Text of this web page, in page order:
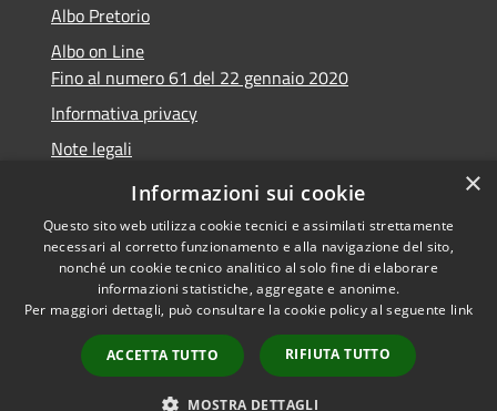
Albo Pretorio
Albo on Line
Fino al numero 61 del 22 gennaio 2020
Informativa privacy
Note legali
Dichiarazione di accessibilità
Accessibilità
Copyright © 2026 • Comune di
Marsciano • Powered by
Municipium•
Accesso
redazione
×
Informazioni sui cookie
Questo sito web utilizza cookie tecnici e assimilati strettamente
necessari al corretto funzionamento e alla navigazione del sito,
nonché un cookie tecnico analitico al solo fine di elaborare
informazioni statistiche, aggregate e anonime.
Per maggiori dettagli, può consultare la cookie policy al seguente link
ACCETTA TUTTO RIFIUTA TUTTO
MOSTRA DETTAGLI